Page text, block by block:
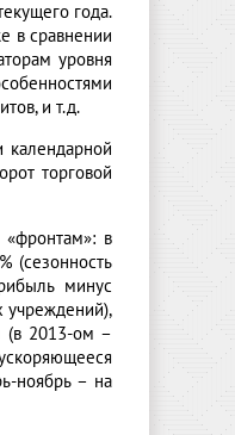
года.
в сравнении
уровня
и т.д.
календарной
торговой
в
(сезонность
минус
учреждений),
(в 2013-ом –
ноябрь – на